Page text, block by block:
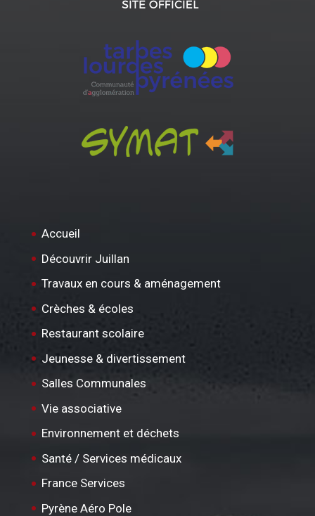
Accueil
Découvrir Juillan
Travaux en cours & aménagement
Crèches & écoles
Restaurant scolaire
Jeunesse & divertissement
Salles Communales
Vie associative
Environnement et déchets
Santé / Services médicaux
France Services
Pyrène Aéro Pole